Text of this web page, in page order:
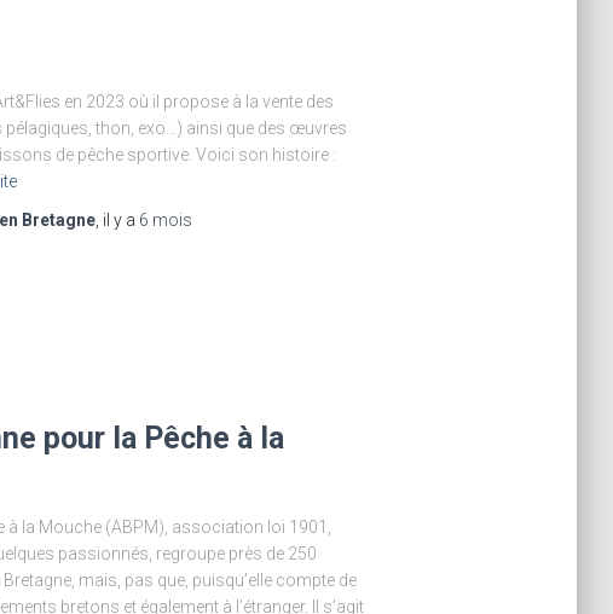
en 2023 où il propose à la vente des
thon, exo…) ainsi que des œuvres
de pêche sportive. Voici son histoire :
Bretagne, il y a 6 mois
pour la Pêche à la
à la Mouche (ABPM), association loi 1901,
passionnés, regroupe près de 250
mais, pas que, puisqu’elle compte de
bretons et également à l’étranger. Il s’agit